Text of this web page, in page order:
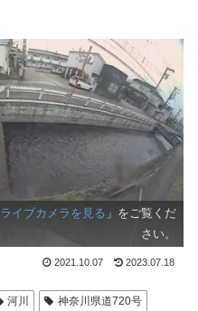
ライブカメラを見る 」をご覧くだ
さい。
2021.10.07 2023.07.18
河川
神奈川県道720号